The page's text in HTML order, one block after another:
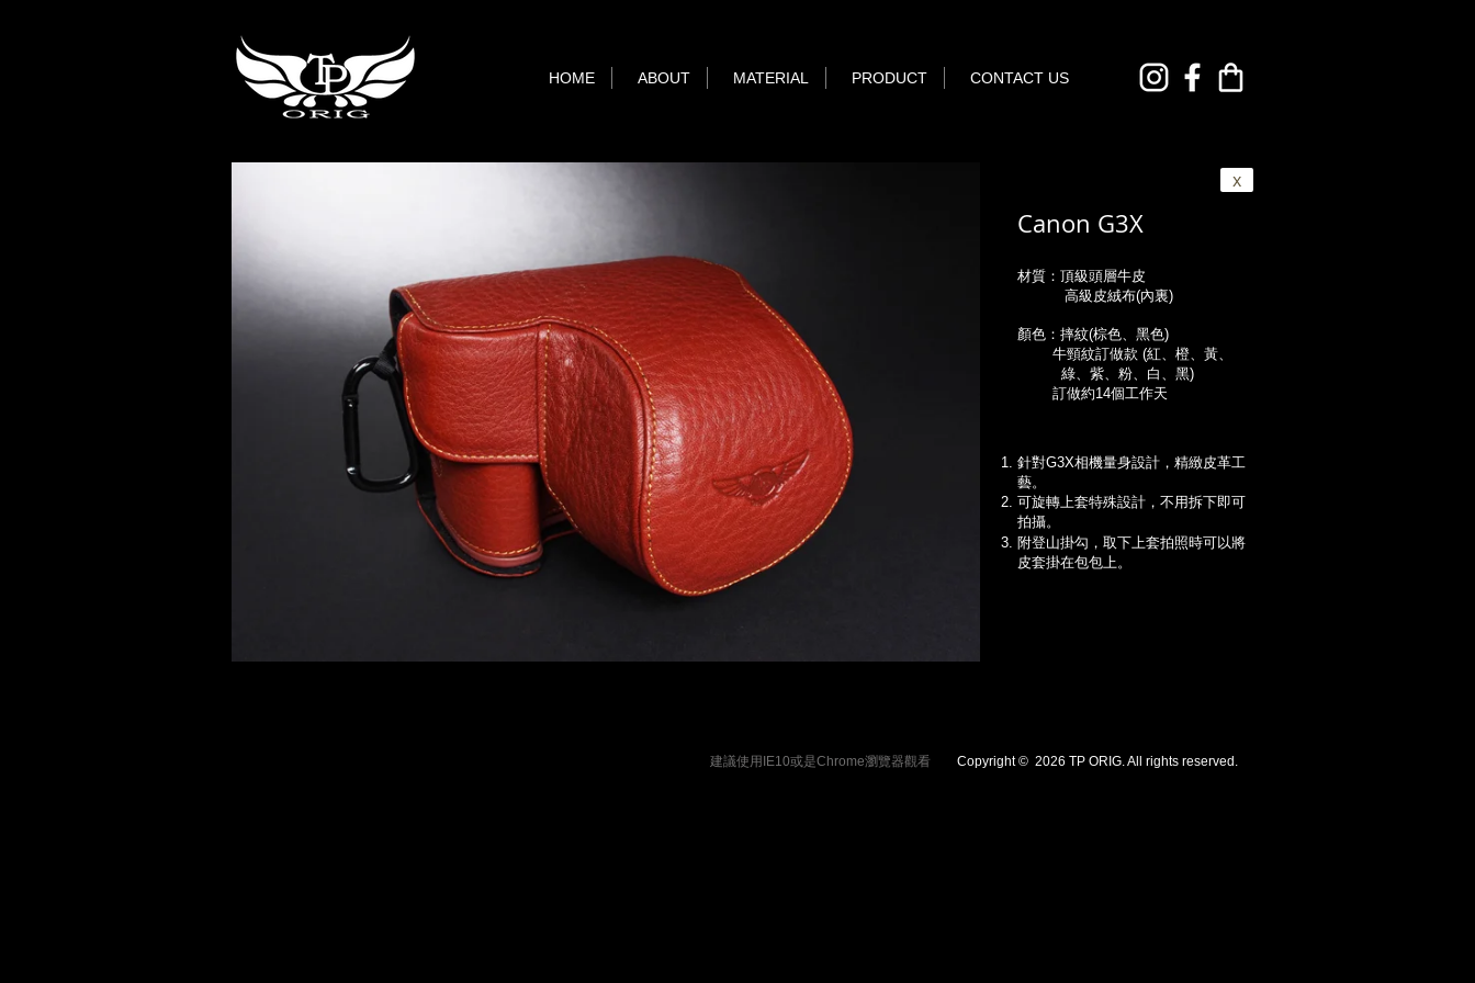
HOME ABOUT MATERIAL PRODUCT CONTACT US
x
Canon G3X
材質：頂級頭層牛皮
高級皮絨布(內裏)
顏色：摔紋(棕色、黑色)
牛頸紋訂做款 (紅、橙、黃、
綠、紫、粉、白、黑)
訂做約14個工作天
針對G3X相機量身設計，精緻皮革工
藝。
可旋轉上套特殊設計，不用拆下即可
拍攝。
附登山掛勾，取下上套拍照時可以將
皮套掛在包包上。
建議使用IE10或是Chrome瀏覽器觀看 Copyright © 2026 TP ORIG. All rights reserved.